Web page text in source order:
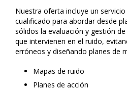
Nuestra oferta incluye un
cualificado para abordar desde
sólidos la evaluación y gestión
que intervienen en el ruido,
erróneos y diseñando planes de
Mapas de ruido
Planes de acción